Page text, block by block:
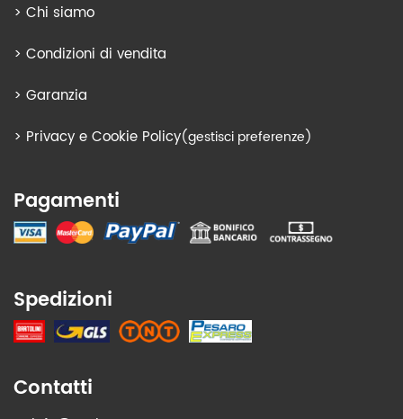
> Chi siamo
> Condizioni di vendita
> Garanzia
> Privacy e Cookie Policy(gestisci preferenze)
Pagamenti
Spedizioni
Contatti